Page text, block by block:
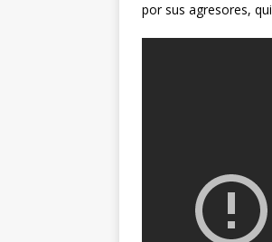
por sus agresores,